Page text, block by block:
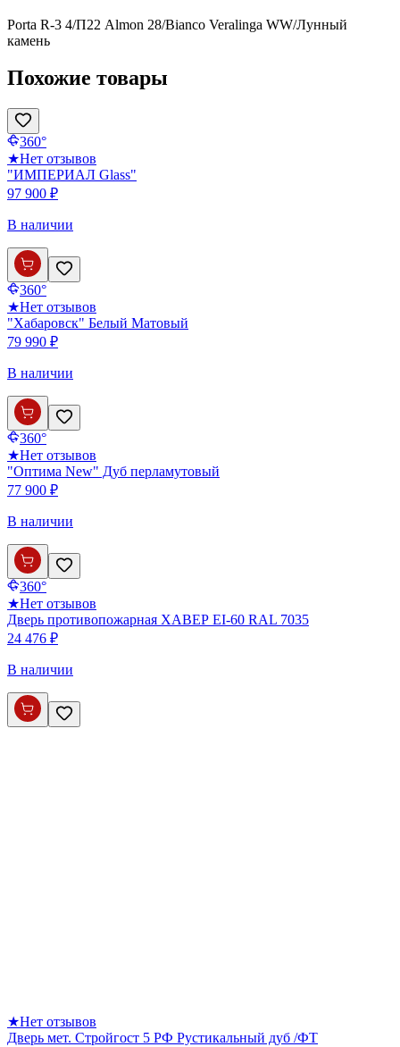
Porta R-3 4/П22 Almon 28/Bianco Veralinga WW/Лунный
камень
Похожие товары
360°
★Нет отзывов
"ИМПЕРИАЛ Glass"
97 900 ₽
В наличии
360°
★Нет отзывов
"Хабаровск" Белый Матовый
79 990 ₽
В наличии
360°
★Нет отзывов
"Оптима New" Дуб перламутовый
77 900 ₽
В наличии
360°
★Нет отзывов
Дверь противопожарная ХАВЕР EI-60 RAL 7035
24 476 ₽
В наличии
★Нет отзывов
Дверь мет. Стройгост 5 РФ Рустикальный дуб /ФТ